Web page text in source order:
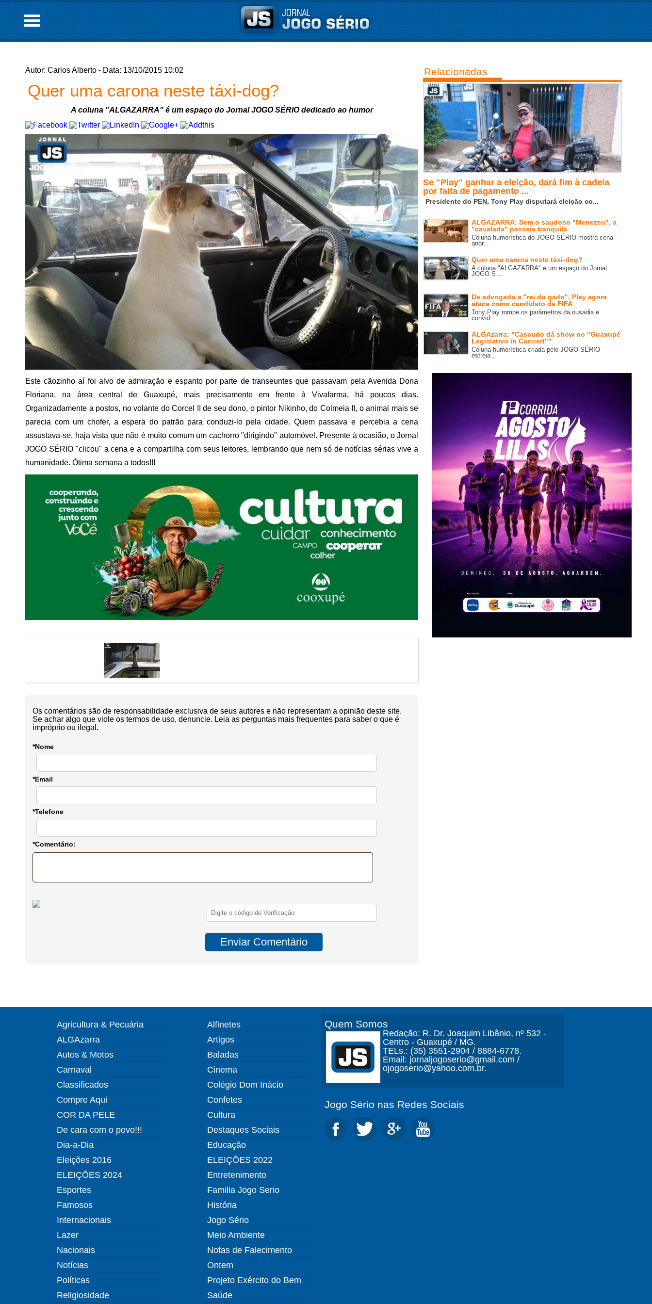
Autor: Carlos Alberto - Data: 13/10/2015 10:02
Quer uma carona neste táxi-dog?
A coluna "ALGAZARRA" é um espaço do Jornal JOGO SÉRIO dedicado ao humor
Este cãozinho aí foi alvo de admiração e espanto por parte de transeuntes que passavam pela Avenida Dona
Floriana, na área central de Guaxupé, mais precisamente em frente à Vivafarma, há poucos dias.
Organizadamente a postos, no volante do Corcel II de seu dono, o pintor Nikinho, do Colmeia II, o animal mais se
parecia com um chofer, a espera do patrão para conduzi-lo pela cidade. Quem passava e percebia a cena
assustava-se, haja vista que não é muito comum um cachorro "dirigindo" automóvel. Presente à ocasião, o Jornal
JOGO SÉRIO "clicou" a cena e a compartilha com seus leitores, lembrando que nem só de notícias sérias vive a
humanidade. Ótima semana a todos!!!
Os comentários são de responsabilidade exclusiva de seus autores e não representam a opinião deste site.
Se achar algo que viole os termos de uso, denuncie. Leia as perguntas mais frequentes para saber o que é
impróprio ou ilegal.
*Nome
*Email
*Telefone
*Comentário:
Relacionadas
Se "Play" ganhar a eleição, dará fim à cadeia
por falta de pagamento ...
Presidente do PEN, Tony Play disputará eleição co...
ALGAZARRA: Sem o saudoso "Menezeu", a
"cavalada" passeia tranquila
Coluna humorística do JOGO SÉRIO mostra cena
anor...
Quer uma carona neste táxi-dog?
A coluna "ALGAZARRA" é um espaço do Jornal
JOGO S...
De advogado a "rei do gado", Play agora
ataca como candidato da FIFA
Tony Play rompe os parâmetros da ousadia e
convid...
ALGAzarra: "Cascudo dá show no "Guaxupé
Legislativo in Concert""
Coluna humorística criada pelo JOGO SÉRIO
estreia...
Agricultura & Pecuária
ALGAzarra
Autos & Motos
Carnaval
Classificados
Compre Aqui
COR DA PELE
De cara com o povo!!!
Dia-a-Dia
Eleições 2016
ELEIÇÕES 2024
Esportes
Famosos
Internacionais
Lazer
Nacionais
Notícias
Políticas
Religiosidade
Alfinetes
Artigos
Baladas
Cinema
Colégio Dom Inácio
Confetes
Cultura
Destaques Sociais
Educação
ELEIÇÕES 2022
Entretenimento
Familia Jogo Serio
História
Jogo Sério
Meio Ambiente
Notas de Falecimento
Ontem
Projeto Exército do Bem
Saúde
Quem Somos
Redação: R. Dr. Joaquim Libânio, nº 532 -
Centro - Guaxupé / MG.
TELs.: (35) 3551-2904 / 8884-6778.
Email: jornaljogoserio@gmail.com /
ojogoserio@yahoo.com.br.
Jogo Sério nas Redes Sociais